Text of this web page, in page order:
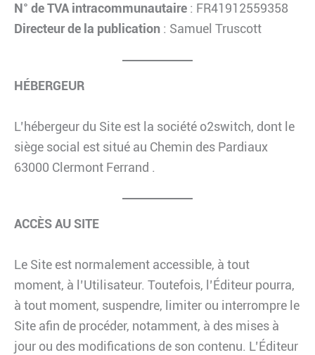
N° de TVA intracommunautaire : FR41912559358
Directeur de la publication : Samuel Truscott
HÉBERGEUR
L’hébergeur du Site est la société o2switch, dont le
siège social est situé au Chemin des Pardiaux
63000 Clermont Ferrand .
ACCÈS AU SITE
Le Site est normalement accessible, à tout
moment, à l’Utilisateur. Toutefois, l’Éditeur pourra,
à tout moment, suspendre, limiter ou interrompre le
Site afin de procéder, notamment, à des mises à
jour ou des modifications de son contenu. L’Éditeur